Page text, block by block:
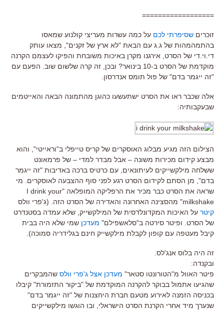
==================
זוכרים שסיפרתי לכם על כמה עשרות מעריצי קולנוע שמאסו
בהתמהמהות של ג.ג עם הבאת "לא ארץ של זקנים", מצאו עותק
די.וי.די של הסרט, אירגנו מקרן באיכות משובחת והפיקו לעצמם הקרנה
מוקדמת של הסרט ב-10 בינואר? ובכן, זה קרה שלשום שוב. הפעם עם
"זה ייגמר בדם" של פול תומס אנדרסון.
אלה שכבר ראו את הסרט ישתעשעו כהוגן מהתמונה הבאה והאייטמים
שבעקבותיה:
הצילום הזה מגיע מבלוג האוסקרים של קריס טייפלי ב"וראייטי", והוא
מבצע קידום מכירות משונה – אבל מבדר למדי – של פרמאונט
ששלחה מילקשייקים לעיתונאים, עם כרטיס ברכה באדיבות "זה ייגמר
בדם", מן הסתם לקידום הסרט רגע לפני סוף ההצבעה לאוסקרים. מי
שראה את הסרט כבר מכיר את הרפליקה המופלאה "I drink your
milkshake" מהסצינה האחרונה והאדירה של הסרט הזה. (ג'פרי וולס
קיטר על האיכות המקדונלדסית של המילקשייק, שלא עמדה בסטנדרט
של הסרט. ופיטר סירטה ב"סלאשפילם" מעדכן שמי שלא היה בבית
קיבל מעטפה עם קופון לקבלת מילקשייק חינם בגלידריה סמוכה).
זה היה בלוס אנג'לס.
ובקנדה:
פיטר האוול מ"הטורונטו סטאר" מעדכן אצל ג'פרי וולס שהמבקרים
שהגיעו אתמול בבוקר להקרנה המוקדמת של "ביקור התזמורת" קיבלו
בכניסה הזמנה לאירוע מטעם חברת היחצנות של "זה ייגמר בדם"
שנערך מיד אחרי הקרנת הסרט הישראלי, ובו הוגשו מילקשייקים